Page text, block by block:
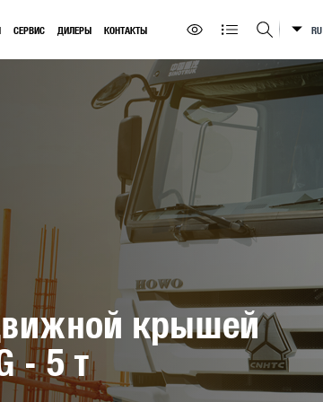
СЕРВИС ДИЛЕРЫ КОНТАКТЫ
Искать на сайте
RU
крышей
- 5 т